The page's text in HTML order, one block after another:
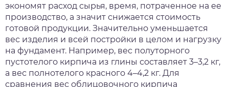
экономят расход сырья, время, потраченное на ее
производство, а значит снижается стоимость
готовой продукции. Значительно уменьшается
вес изделия и всей постройки в целом и нагрузку
на фундамент. Например, вес полуторного
пустотелого кирпича из глины составляет 3–3,2 кг,
а вес полнотелого красного 4–4,2 кг. Для
сравнения вес облицовочного кирпича